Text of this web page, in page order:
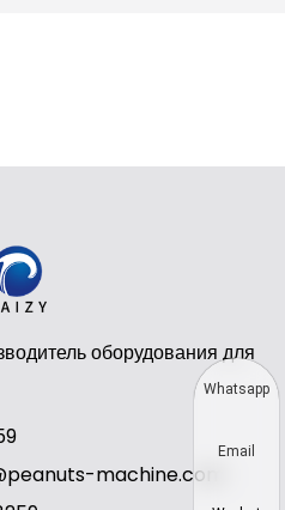
оборудования для
machine.com
Whatsapp
Email